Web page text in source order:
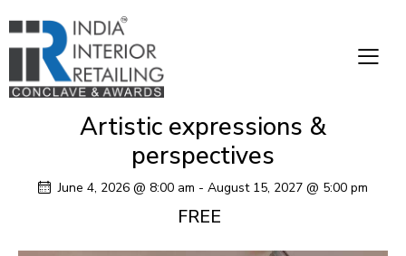
Artistic expressions &
perspectives
June 4, 2026 @ 8:00 am - August 15, 2027 @ 5:00 pm
FREE